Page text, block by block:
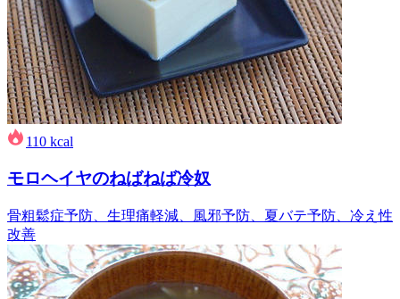
110 kcal
モロヘイヤのねばねば冷奴
骨粗鬆症予防、生理痛軽減、風邪予防、夏バテ予防、冷え性
改善